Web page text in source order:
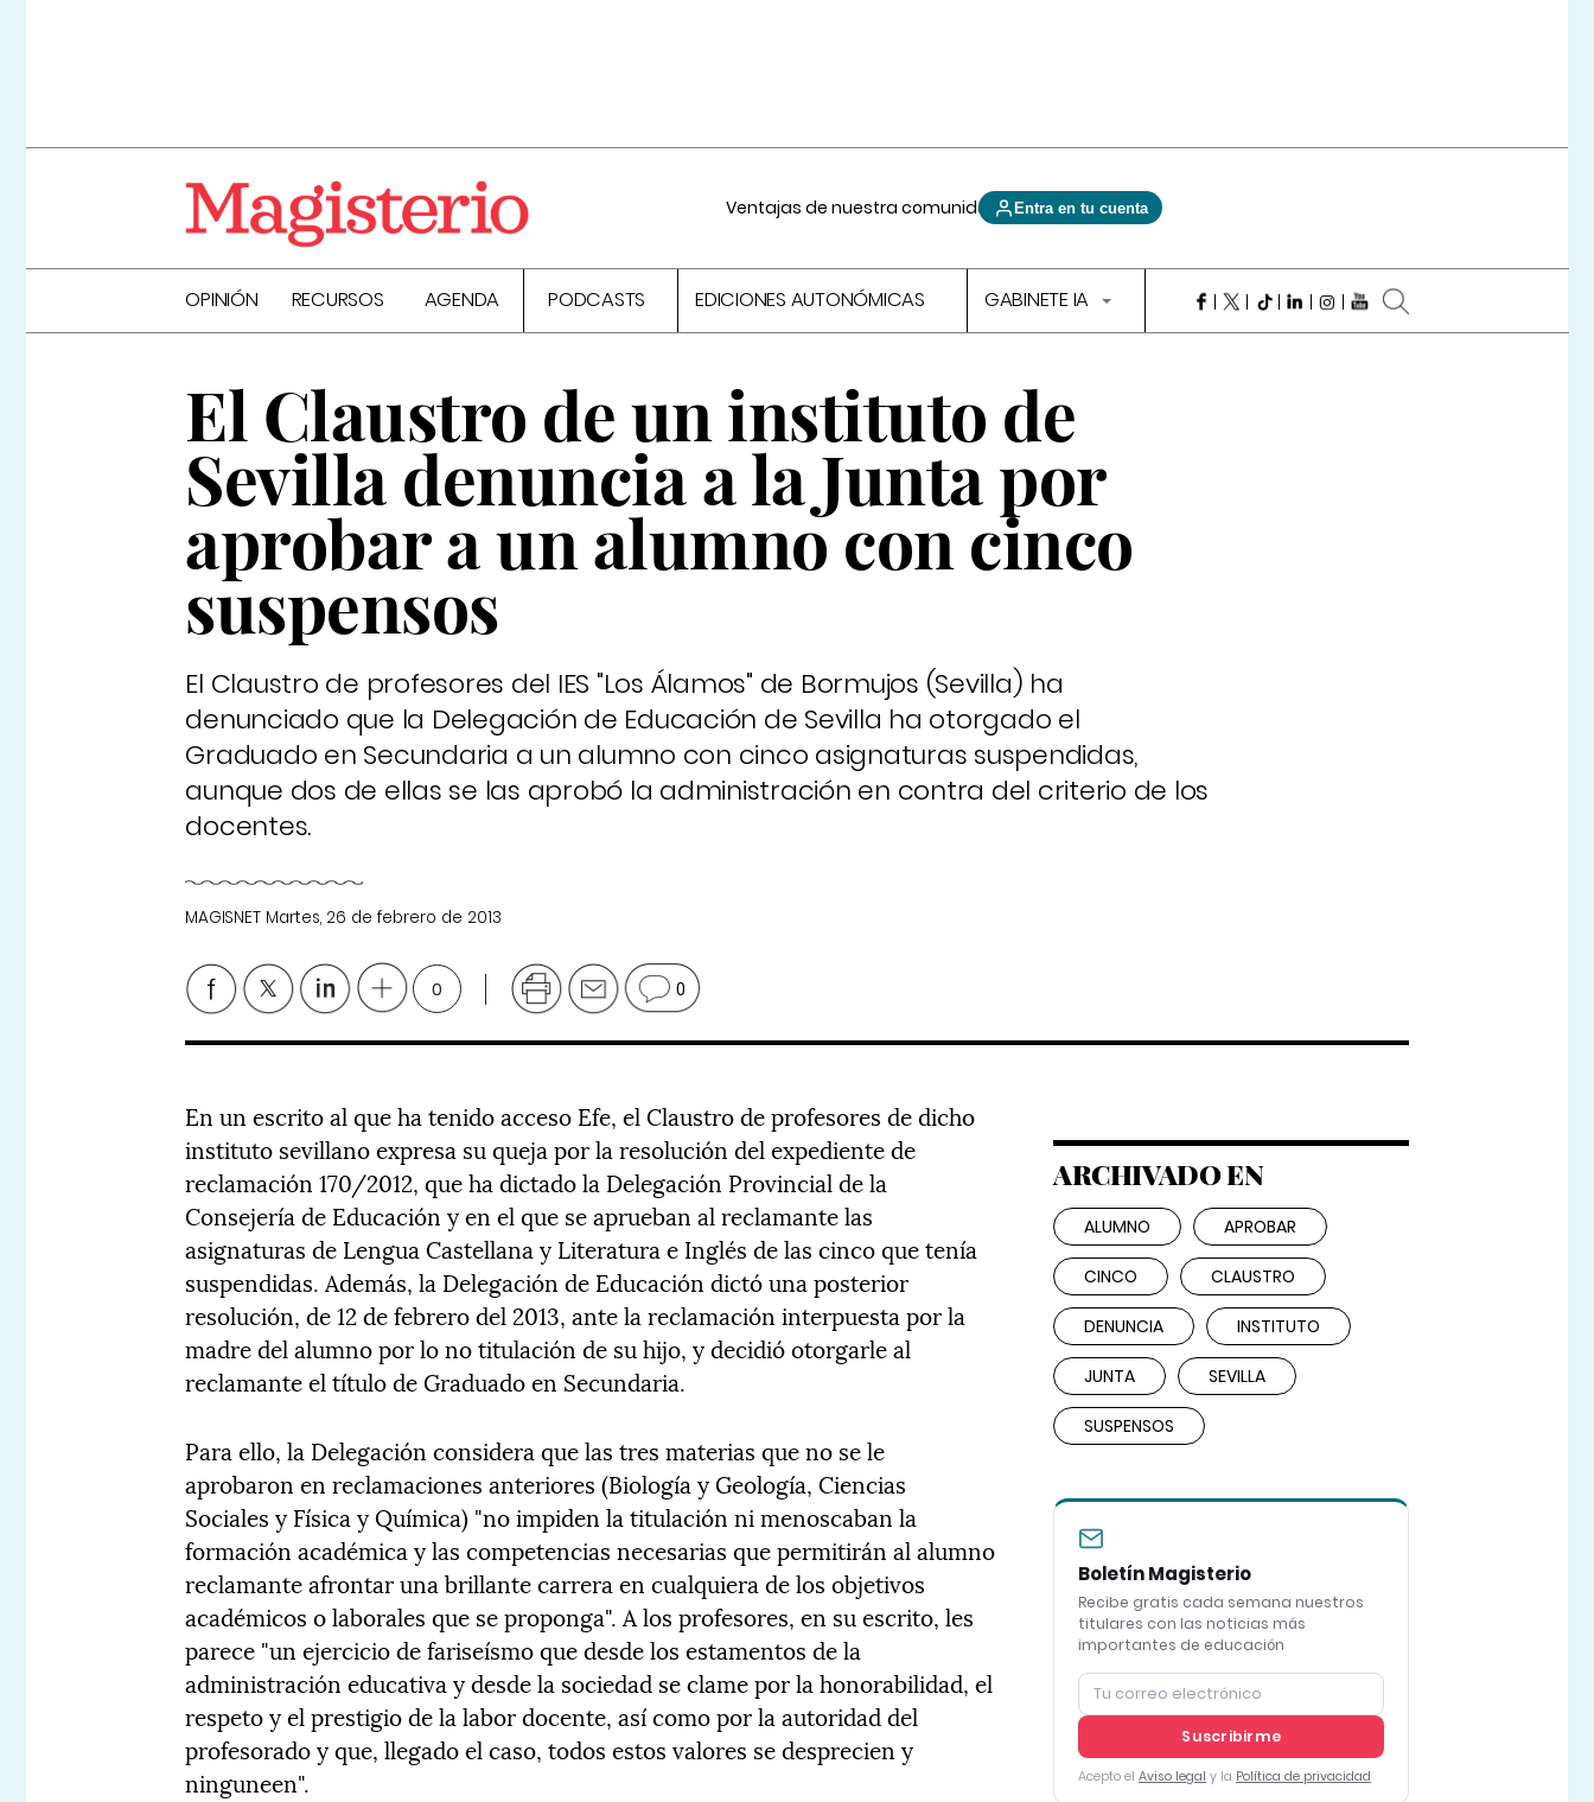
Ventajas de nuestra comunidad Entra en tu cuenta
OPINIÓN RECURSOS AGENDA PODCASTS EDICIONES AUTONÓMICAS GABINETE IA
El Claustro de un instituto de
Sevilla denuncia a la Junta por
aprobar a un alumno con cinco
suspensos
El Claustro de profesores del IES "Los Álamos" de Bormujos (Sevilla) ha
denunciado que la Delegación de Educación de Sevilla ha otorgado el
Graduado en Secundaria a un alumno con cinco asignaturas suspendidas,
aunque dos de ellas se las aprobó la administración en contra del criterio de los
docentes.
MAGISNET Martes, 26 de febrero de 2013
0 0
En un escrito al que ha tenido acceso Efe, el Claustro de profesores de dicho
instituto sevillano expresa su queja por la resolución del expediente de
reclamación 170/2012, que ha dictado la Delegación Provincial de la
Consejería de Educación y en el que se aprueban al reclamante las
asignaturas de Lengua Castellana y Literatura e Inglés de las cinco que tenía
suspendidas. Además, la Delegación de Educación dictó una posterior
resolución, de 12 de febrero del 2013, ante la reclamación interpuesta por la
madre del alumno por lo no titulación de su hijo, y decidió otorgarle al
reclamante el título de Graduado en Secundaria.
Para ello, la Delegación considera que las tres materias que no se le
aprobaron en reclamaciones anteriores (Biología y Geología, Ciencias
Sociales y Física y Química) "no impiden la titulación ni menoscaban la
formación académica y las competencias necesarias que permitirán al alumno
reclamante afrontar una brillante carrera en cualquiera de los objetivos
académicos o laborales que se proponga". A los profesores, en su escrito, les
parece "un ejercicio de fariseísmo que desde los estamentos de la
administración educativa y desde la sociedad se clame por la honorabilidad, el
respeto y el prestigio de la labor docente, así como por la autoridad del
profesorado y que, llegado el caso, todos estos valores se desprecien y
ninguneen".
ARCHIVADO EN
ALUMNO APROBAR
CINCO CLAUSTRO
DENUNCIA INSTITUTO
JUNTA SEVILLA
SUSPENSOS
Boletín Magisterio
Recibe gratis cada semana nuestros
titulares con las noticias más
importantes de educación
Suscribirme
Acepto el Aviso legal y la Política de privacidad